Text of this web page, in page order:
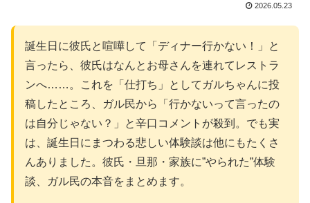
2026.05.23
誕生日に彼氏と喧嘩して「ディナー行かない！」と
言ったら、彼氏はなんとお母さんを連れてレストラ
ンへ……。これを「仕打ち」としてガルちゃんに投
稿したところ、ガル民から「行かないって言ったの
は自分じゃない？」と辛口コメントが殺到。でも実
は、誕生日にまつわる悲しい体験談は他にもたくさ
んありました。彼氏・旦那・家族に”やられた”体験
談、ガル民の本音をまとめます。